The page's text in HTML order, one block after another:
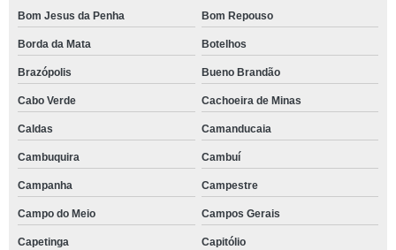
Bom Jesus da Penha Bom Repouso
Borda da Mata Botelhos
Brazópolis Bueno Brandão
Cabo Verde Cachoeira de Minas
Caldas Camanducaia
Cambuquira Cambuí
Campanha Campestre
Campo do Meio Campos Gerais
Capetinga Capitólio